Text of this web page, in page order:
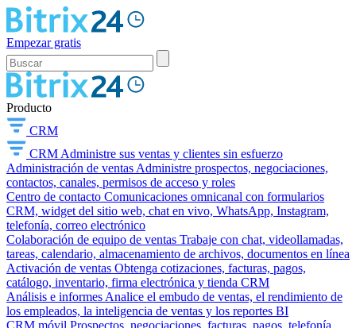
Empezar gratis
Producto
CRM
CRM Administre sus ventas y clientes sin esfuerzo
Administración de ventas Administre prospectos, negociaciones,
contactos, canales, permisos de acceso y roles
Centro de contacto Comunicaciones omnicanal con formularios
CRM, widget del sitio web, chat en vivo, WhatsApp, Instagram,
telefonía, correo electrónico
Colaboración de equipo de ventas Trabaje con chat, videollamadas,
tareas, calendario, almacenamiento de archivos, documentos en línea
Activación de ventas Obtenga cotizaciones, facturas, pagos,
catálogo, inventario, firma electrónica y tienda CRM
Análisis e informes Analice el embudo de ventas, el rendimiento de
los empleados, la inteligencia de ventas y los reportes BI
CRM móvil Prospectos, negociaciones, facturas, pagos, telefonía,